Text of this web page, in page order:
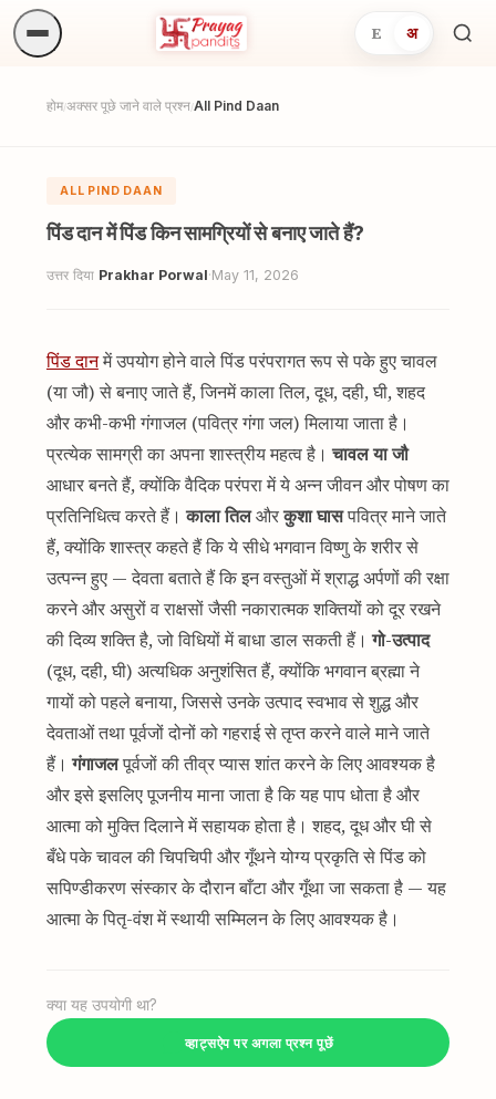
E अ
होम/अक्सर पूछे जाने वाले प्रश्न/All Pind Daan
ALL PIND DAAN
पिंड दान में पिंड किन सामग्रियों से बनाए जाते हैं?
उत्तर दिया Prakhar Porwal·May 11, 2026
पिंड दानमें उपयोग होने वाले पिंड परंपरागत रूप से पके हुए चावल
(या जौ) से बनाए जाते हैं, जिनमें काला तिल, दूध, दही, घी, शहद
और कभी-कभी गंगाजल (पवित्र गंगा जल) मिलाया जाता है।
प्रत्येक सामग्री का अपना शास्त्रीय महत्व है।चावल या जौ
आधार बनते हैं, क्योंकि वैदिक परंपरा में ये अन्न जीवन और पोषण का
प्रतिनिधित्व करते हैं।काला तिलऔरकुशा घासपवित्र माने जाते
हैं, क्योंकि शास्त्र कहते हैं कि ये सीधे भगवान विष्णु के शरीर से
उत्पन्न हुए — देवता बताते हैं कि इन वस्तुओं में श्राद्ध अर्पणों की रक्षा
करने और असुरों व राक्षसों जैसी नकारात्मक शक्तियों को दूर रखने
की दिव्य शक्ति है, जो विधियों में बाधा डाल सकती हैं।गो-उत्पाद
(दूध, दही, घी) अत्यधिक अनुशंसित हैं, क्योंकि भगवान ब्रह्मा ने
गायों को पहले बनाया, जिससे उनके उत्पाद स्वभाव से शुद्ध और
देवताओं तथा पूर्वजों दोनों को गहराई से तृप्त करने वाले माने जाते
हैं।गंगाजलपूर्वजों की तीव्र प्यास शांत करने के लिए आवश्यक है
और इसे इसलिए पूजनीय माना जाता है कि यह पाप धोता है और
आत्मा को मुक्ति दिलाने में सहायक होता है। शहद, दूध और घी से
बँधे पके चावल की चिपचिपी और गूँथने योग्य प्रकृति से पिंड को
सपिण्डीकरण संस्कार के दौरान बाँटा और गूँथा जा सकता है — यह
आत्मा के पितृ-वंश में स्थायी सम्मिलन के लिए आवश्यक है।
क्या यह उपयोगी था?
व्हाट्सऐप पर अगला प्रश्न पूछें